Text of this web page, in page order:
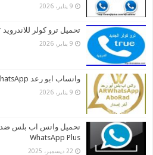
9 يناير، 2026
تحميل ترو كولر للاندرويد TrueCaller اخر اصدار 2026
9 يناير، 2026
واتساب ابو رعد ARWhatsApp ضد الحظر 2026 اخر اصدار
9 يناير، 2026
WhatsApp Plus
22 ديسمبر، 2025